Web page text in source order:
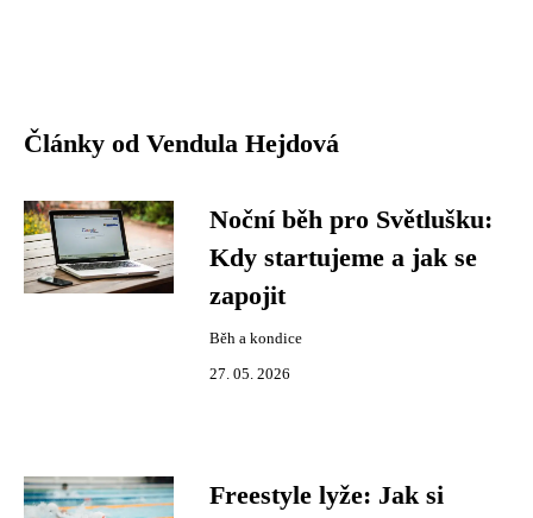
Články od Vendula Hejdová
Noční běh pro Světlušku:
Kdy startujeme a jak se
zapojit
Běh a kondice
27. 05. 2026
Freestyle lyže: Jak si